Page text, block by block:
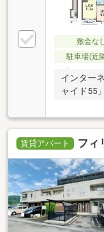
敷金な
駐車場(近
インター
ャイド55
賃貸アパート フィ